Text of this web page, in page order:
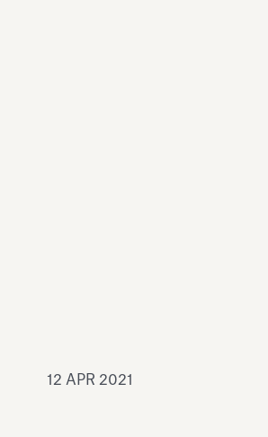
12 APR 2021